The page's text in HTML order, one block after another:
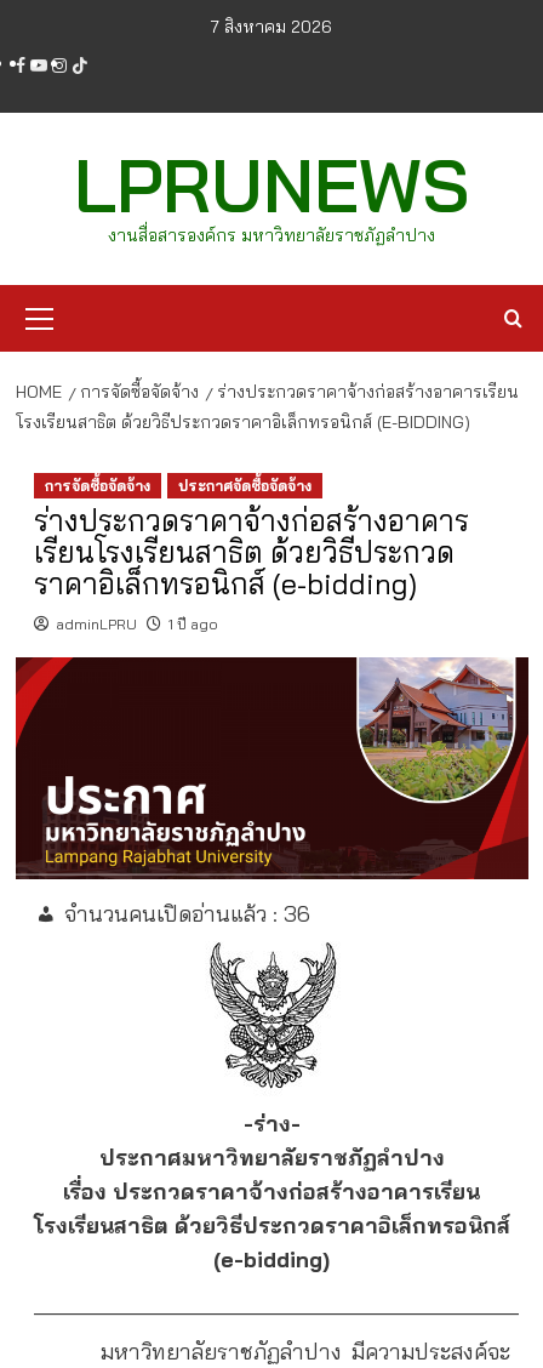
content
7 สิงหาคม 2026
facebook
youtube
instagram
tiktok
LPRUNEWS
งานสื่อสารองค์กร มหาวิทยาลัยราชภัฏลำปาง
Menu
HOME การจัดซื้อจัดจ้าง
ร่างประกวดราคาจ้างก่อสร้างอาคารเรียน
โรงเรียนสาธิต ด้วยวิธีประกวดราคาอิเล็กทรอนิกส์ (E-BIDDING)
การจัดซื้อจัดจ้าง ประกาศจัดซื้อจัดจ้าง
ร่างประกวดราคาจ้างก่อสร้างอาคาร
เรียนโรงเรียนสาธิต ด้วยวิธีประกวด
ราคาอิเล็กทรอนิกส์ (e-bidding)
adminLPRU 1 ปี ago
จำนวนคนเปิดอ่านแล้ว : 36
-ร่าง-
ประกาศมหาวิทยาลัยราชภัฏลำปาง
เรื่อง ประกวดราคาจ้างก่อสร้างอาคารเรียน
โรงเรียนสาธิต ด้วยวิธีประกวดราคาอิเล็กทรอนิกส์
(e-bidding)
มหาวิทยาลัยราชภัฏลำปาง มีความประสงค์จะ